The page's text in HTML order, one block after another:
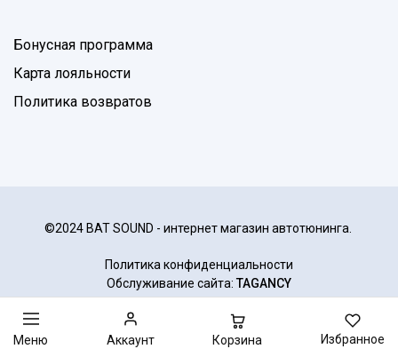
Бонусная программа
Карта лояльности
Политика возвратов
©2024 BAT SOUND - интернет магазин автотюнинга.
Политика конфиденциальности
Обслуживание сайта: TAGANCY
Меню Аккаунт Корзина Избранное